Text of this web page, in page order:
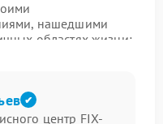
нашедшими
областях жизни:
и спортивных
Однако даже самые
ремонта.
услуги
центр FIX-